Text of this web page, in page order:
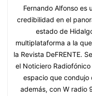
Fernando Alfonso es
credibilidad en el
estado de
multiplataforma a la
la Revista DeFRENTE.
el Noticiero
espacio que condujo
además, con W radio